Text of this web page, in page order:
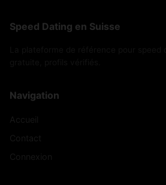
Speed Dating en Suisse
Navigation